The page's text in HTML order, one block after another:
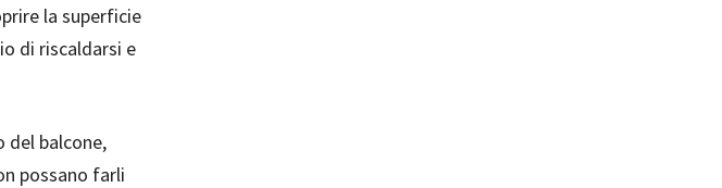
la superficie
di riscaldarsi e
del balcone,
possano farli